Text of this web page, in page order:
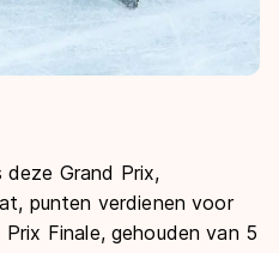
deze Grand Prix,
punten verdienen voor
Finale, gehouden van 5